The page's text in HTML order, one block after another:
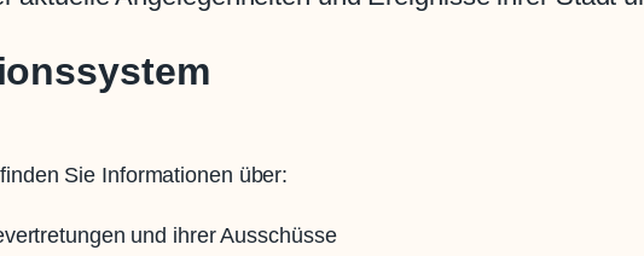
Sie Informationen über:
und ihrer Ausschüsse